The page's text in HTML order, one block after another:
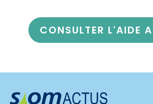
CONSULTER L'AIDE